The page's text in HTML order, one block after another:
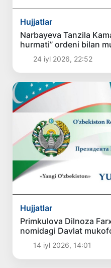
Hujjatlar
Narbayeva Tanzila
hurmati” ordeni bilan
24 iyl 2026, 22:52
Hujjatlar
Primkulova Dilnoza
nomidagi Davlat
to‘g‘risida
14 iyl 2026, 14:01